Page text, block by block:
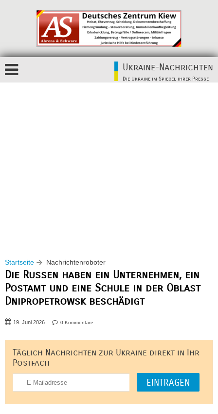
Ukraine-Nachrichten
Die Ukraine im Spiegel ihrer Presse
Startseite Nachrichtenroboter
Die Russen haben ein Unternehmen, ein
Postamt und eine Schule in der Oblast
Dnipropetrowsk beschädigt
19. Juni 2026 0 Kommentare
Täglich Nachrichten zur Ukraine direkt in Ihr
Postfach